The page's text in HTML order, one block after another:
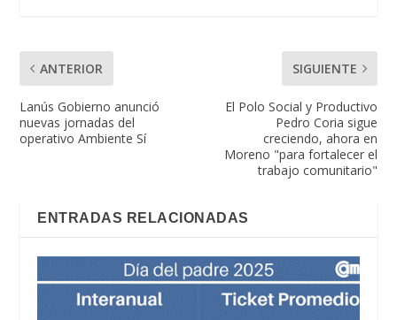
ANTERIOR
Lanús Gobierno anunció
nuevas jornadas del
operativo Ambiente Sí
SIGUIENTE
El Polo Social y Productivo
Pedro Coria sigue
creciendo, ahora en
Moreno "para fortalecer el
trabajo comunitario"
ENTRADAS RELACIONADAS